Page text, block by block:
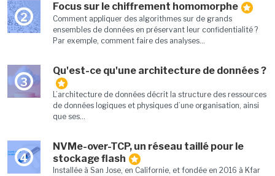
2
Focus sur le chiffrement homomorphe
Comment appliquer des algorithmes sur de grands
ensembles de données en préservant leur confidentialité ?
Par exemple, comment faire des analyses...
3
Qu'est-ce qu'une architecture de données ?
L’architecture de données décrit la structure des ressources
de données logiques et physiques d’une organisation, ainsi
que ses...
4
NVMe-over-TCP, un réseau taillé pour le
stockage flash
Installée à San Jose, en Californie, et fondée en 2016 à Kfar